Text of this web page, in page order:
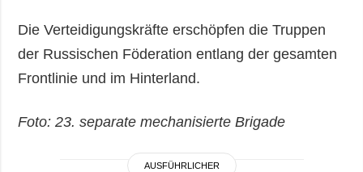
Die Verteidigungskräfte erschöpfen die Truppen
der Russischen Föderation entlang der gesamten
Frontlinie und im Hinterland.
Foto: 23. separate mechanisierte Brigade
AUSFÜHRLICHER